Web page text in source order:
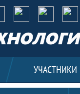
УЧАСТНИКИ